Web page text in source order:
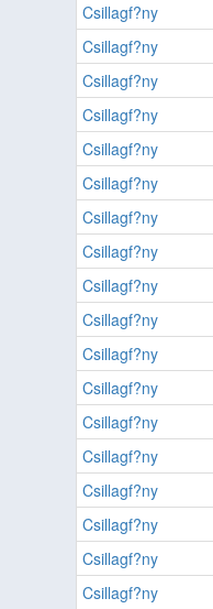
Csillagf?ny
Csillagf?ny
Csillagf?ny
Csillagf?ny
Csillagf?ny
Csillagf?ny
Csillagf?ny
Csillagf?ny
Csillagf?ny
Csillagf?ny
Csillagf?ny
Csillagf?ny
Csillagf?ny
Csillagf?ny
Csillagf?ny
Csillagf?ny
Csillagf?ny
Csillagf?ny